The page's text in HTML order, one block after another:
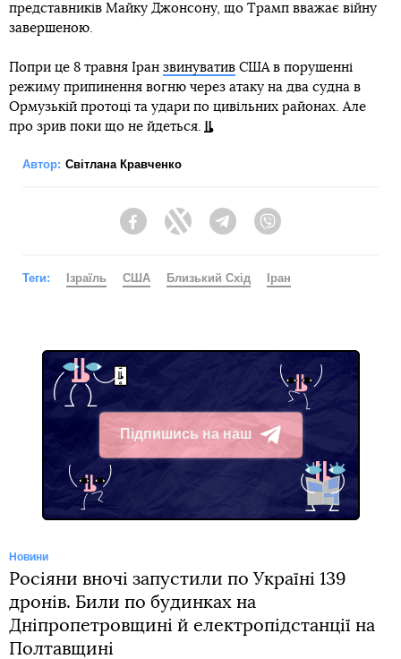
представників Майку Джонсону, що Трамп вважає війну
завершеною.
Попри це 8 травня Іран звинуватив США в порушенні
режиму припинення вогню через атаку на два судна в
Ормузькій протоці та удари по цивільних районах. Але
про зрив поки що не йдеться.
Автор: Світлана Кравченко
FacebookTwitter Telegram
Теги: Ізраїль США Близький Схід Іран
Підпишись на наш
Telegram
Новини
Росіяни вночі запустили по Україні 139
дронів. Били по будинках на
Дніпропетровщині й електропідстанції на
Полтавщині